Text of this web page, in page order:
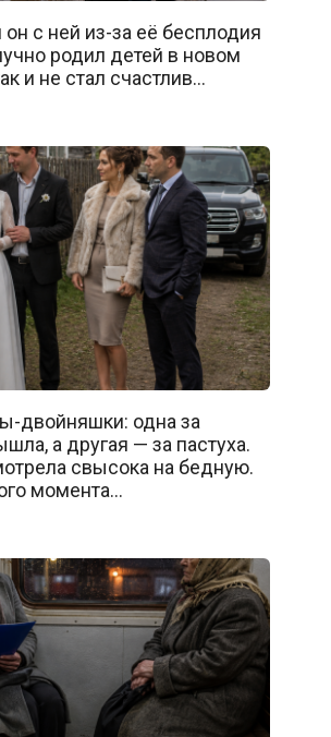
он с ней из-за её бесплодия
родил детей в новом
и не стал счастлив…
двойняшки: одна за
а другая — за пастуха.
свысока на бедную.
момента…